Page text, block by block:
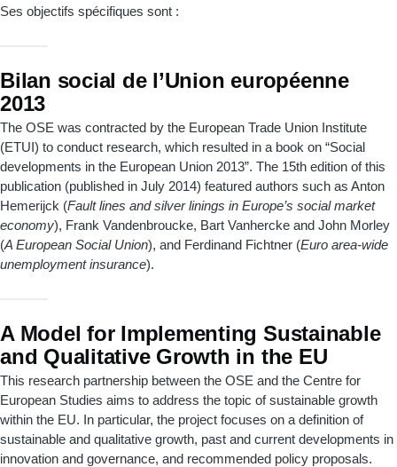
Ses objectifs spécifiques sont :
Bilan social de l’Union européenne
2013
The OSE was contracted by the European Trade Union Institute
(ETUI) to conduct research, which resulted in a book on “Social
developments in the European Union 2013”. The 15th edition of this
publication (published in July 2014) featured authors such as Anton
Hemerijck (Fault lines and silver linings in Europe’s social market
economy), Frank Vandenbroucke, Bart Vanhercke and John Morley
(A European Social Union), and Ferdinand Fichtner (Euro area-wide
unemployment insurance).
A Model for Implementing Sustainable
and Qualitative Growth in the EU
This research partnership between the OSE and the Centre for
European Studies aims to address the topic of sustainable growth
within the EU. In particular, the project focuses on a definition of
sustainable and qualitative growth, past and current developments in
innovation and governance, and recommended policy proposals.